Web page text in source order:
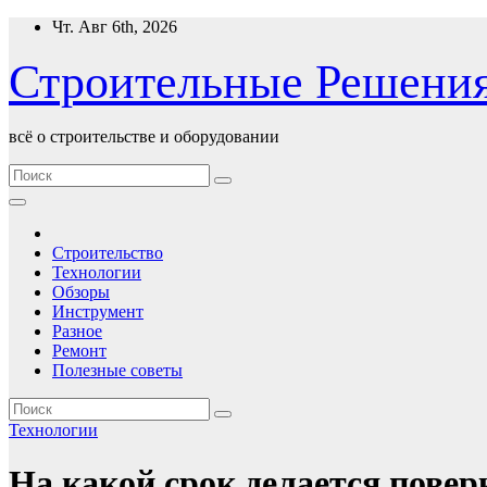
Перейти
содержимому
Чт. Авг 6th, 2026
Строительные
всё о строительстве и оборудовании
Строительство
Технологии
Обзоры
Инструмент
Разное
Ремонт
Полезные советы
Технологии